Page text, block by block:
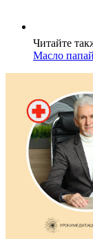
Читайте
Масло